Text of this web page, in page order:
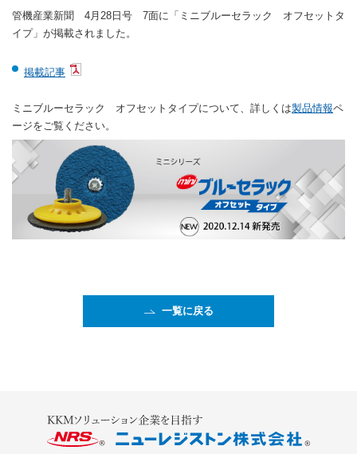
管機産業新聞 4月28日号 7面に「ミニブルーセラック オフセットタ
イプ」が掲載されました。
掲載記事
ミニブルーセラック オフセットタイプについて、詳しくは製品情報ペ
ージをご覧ください。
一覧に戻る